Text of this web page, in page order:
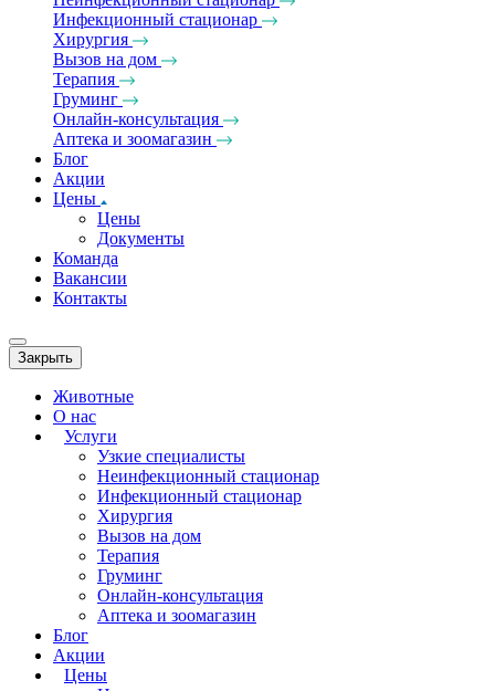
Инфекционный стационар
Хирургия
Вызов на дом
Терапия
Груминг
Онлайн-консультация
Аптека и зоомагазин
Блог
Акции
Цены
Цены
Документы
Команда
Вакансии
Контакты
Закрыть
Животные
О нас
Услуги
Узкие специалисты
Неинфекционный стационар
Инфекционный стационар
Хирургия
Вызов на дом
Терапия
Груминг
Онлайн-консультация
Аптека и зоомагазин
Блог
Акции
Цены